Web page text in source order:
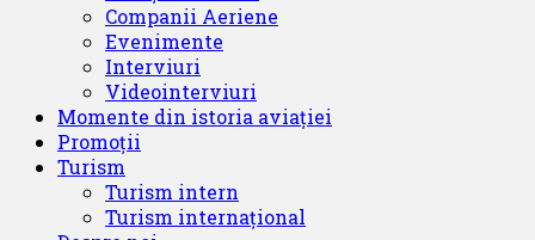
Companii Aeriene
Evenimente
Interviuri
Videointerviuri
Momente din istoria aviației
Promoții
Turism
Turism intern
Turism internațional